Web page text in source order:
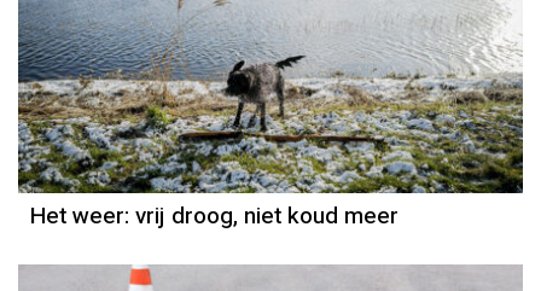
Het weer
Jordi Bloem
Het weer: vrij droog, niet koud meer